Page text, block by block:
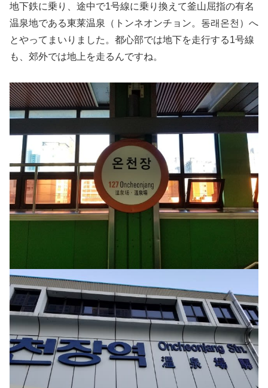
地下鉄に乗り、途中で1号線に乗り換えて釜山屈指の有名
温泉地である東莱温泉（トンネオンチョン。동래온천）へ
とやってまいりました。都心部では地下を走行する1号線
も、郊外では地上を走るんですね。